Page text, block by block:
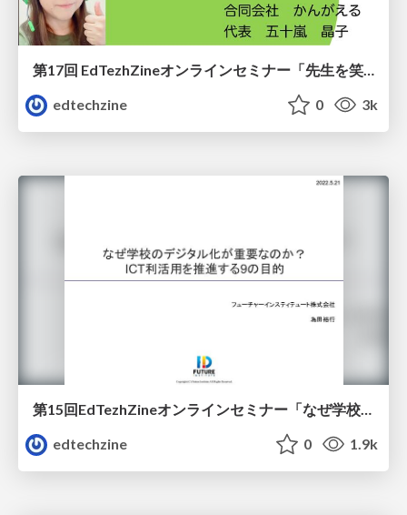
第17回 EdTezhZineオンラインセミナー「先生を笑顔に！ 信頼されるICT支援員になるには？」
edtechzine
0 3k
edtechzine
0 1.9k